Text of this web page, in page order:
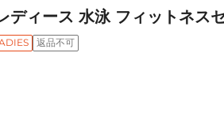
ディース 水泳 フィットネ
返品不可